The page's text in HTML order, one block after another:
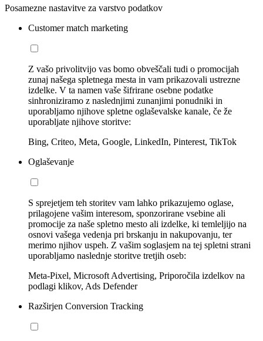
Posamezne nastavitve za varstvo podatkov
Customer match marketing
Z vašo privolitvijo vas bomo obveščali tudi o promocijah
zunaj našega spletnega mesta in vam prikazovali ustrezne
izdelke. V ta namen vaše šifrirane osebne podatke
sinhroniziramo z naslednjimi zunanjimi ponudniki in
uporabljamo njihove spletne oglaševalske kanale, če že
uporabljate njihove storitve:
Bing, Criteo, Meta, Google, LinkedIn, Pinterest, TikTok
Oglaševanje
S sprejetjem teh storitev vam lahko prikazujemo oglase,
prilagojene vašim interesom, sponzorirane vsebine ali
promocije za naše spletno mesto ali izdelke, ki temleljijo na
osnovi vašega vedenja pri brskanju in nakupovanju, ter
merimo njihov uspeh. Z vašim soglasjem na tej spletni strani
uporabljamo naslednje storitve tretjih oseb:
Meta-Pixel, Microsoft Advertising, Priporočila izdelkov na
podlagi klikov, Ads Defender
Razširjen Conversion Tracking